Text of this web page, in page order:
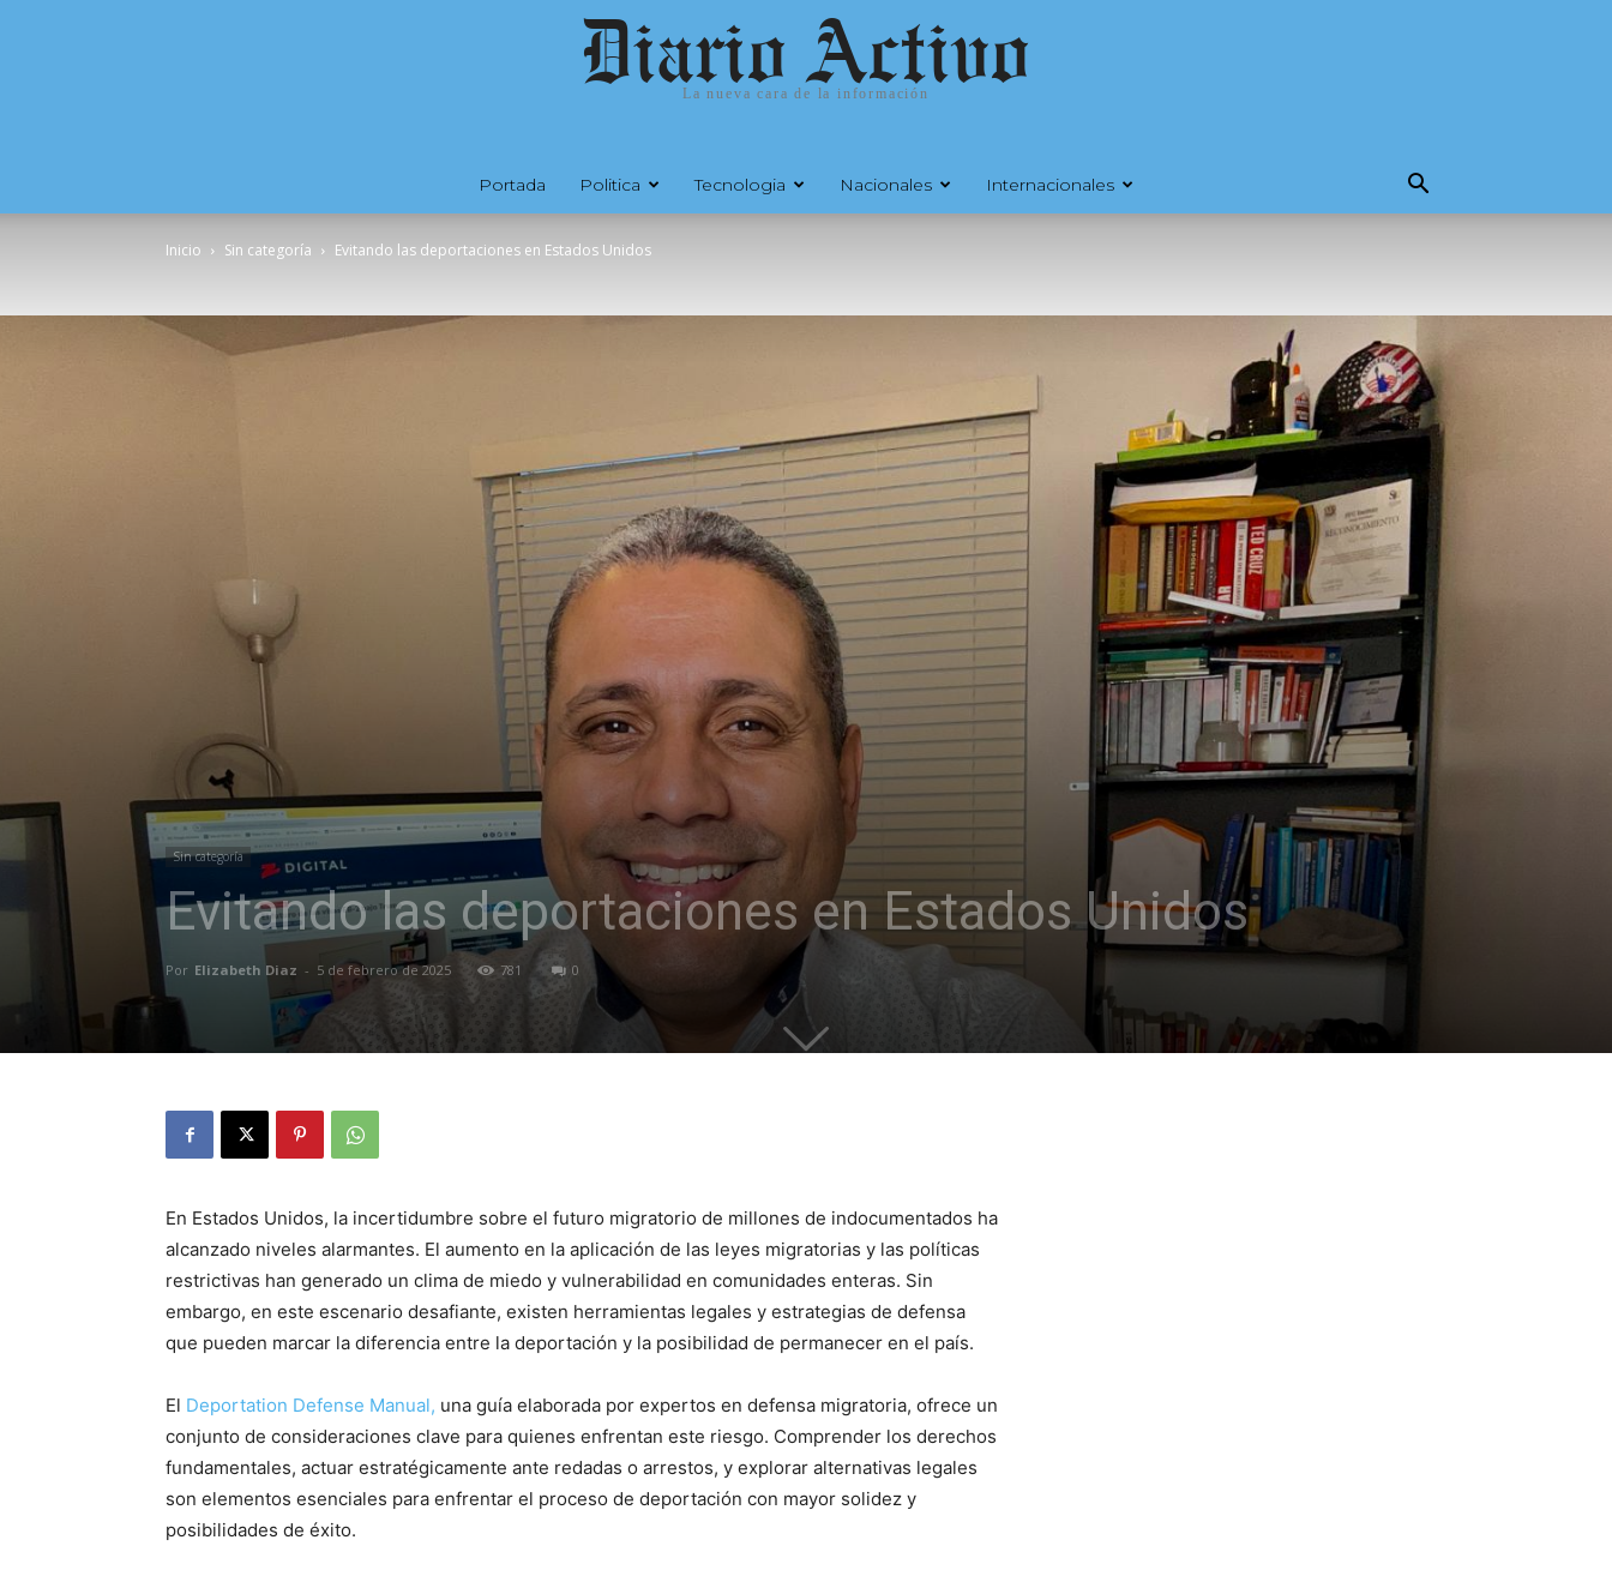
Diario Activo
La nueva cara de la información
Portada Politica Tecnologia Nacionales Internacionales
Inicio Sin categoría Evitando las deportaciones en Estados Unidos
Sin categoría
Evitando las deportaciones en Estados Unidos
Por Elizabeth Diaz - 5 de febrero de 2025 781 0
En Estados Unidos, la incertidumbre sobre el futuro migratorio de millones de indocumentados ha
alcanzado niveles alarmantes. El aumento en la aplicación de las leyes migratorias y las políticas
restrictivas han generado un clima de miedo y vulnerabilidad en comunidades enteras. Sin
embargo, en este escenario desafiante, existen herramientas legales y estrategias de defensa
que pueden marcar la diferencia entre la deportación y la posibilidad de permanecer en el país.
El Deportation Defense Manual, una guía elaborada por expertos en defensa migratoria, ofrece un
conjunto de consideraciones clave para quienes enfrentan este riesgo. Comprender los derechos
fundamentales, actuar estratégicamente ante redadas o arrestos, y explorar alternativas legales
son elementos esenciales para enfrentar el proceso de deportación con mayor solidez y
posibilidades de éxito.